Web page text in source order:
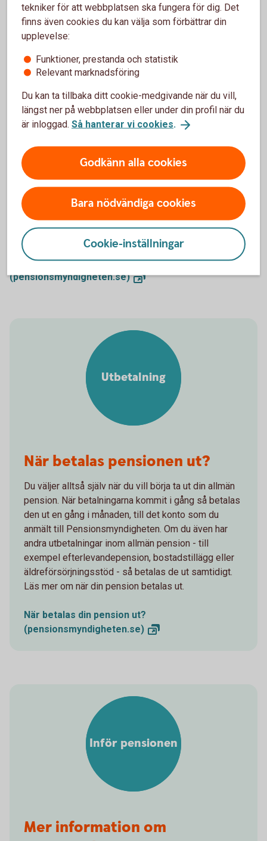
Vad händer med pensionen när du dör - om
efterlevandeskydd
(pensionsmyndigheten.se)
inkomstpensionstillägg
Utöver allmän pension och PPM kan du ha rätt till
garantipension och inkomstpensionstillägg – just nu från
den månad du fyller 66 år. Från 2026 kommer en riktålder
för pension att införas. Denna kommer att påverka när du
kan få garantipension och inkomstpensionstillägg.
Pensionsåldrar och riktålder
(pensionsmyndigheten.se)
Utbetalning
När betalas pensionen ut?
Du väljer alltså själv när du vill börja ta ut din allmän
pension. När betalningarna kommit i gång så betalas
den ut en gång i månaden, till det konto som du
anmält till Pensionsmyndigheten. Om du även har
andra utbetalningar inom allmän pension - till
exempel efterlevandepension, bostadstillägg eller
äldreförsörjningsstöd - så betalas de ut samtidigt.
Läs mer om när din pension betalas ut.
När betalas din pension ut?
(pensionsmyndigheten.se)
Inför pensionen
Mer information om
tekniker för att webbplatsen ska fungera för dig. Det
finns även cookies du kan välja som förbättrar din
upplevelse:
Funktioner, prestanda och statistik
Relevant marknadsföring
Du kan ta tillbaka ditt cookie-medgivande när du vill,
längst ner på webbplatsen eller under din profil när du
är inloggad. Så hanterar vi cookies.
Godkänn alla cookies
Bara nödvändiga cookies
Cookie-inställningar